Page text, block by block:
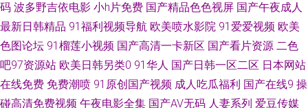
91网站入口官方免费 91女生视频 91电影天堂 亚洲无码另类专区 探花导航
啪啪 岛国福利动作网站 97资源站在线观看 91拍拍视频 91播放 亚洲黄色小
码 波多野吉依电影 小h片免费 国产精品色色视屏 国产午夜成人
最新日韩精品 91福利视频导航 欧美喷水影院 91爱爱视频 欧美
色图论坛 91榴莲小视频 国产高清一卡新区 国产看片资源 二色
吧97资源站 欧美日韩另类0 91华人 国产日韩一区二区 日本网站
在线免费 免费潮喷 91原创国产视频 成人吃瓜福利 国产在线9 操
碰高清免费视频 午夜电影全集 国产AV无码 人妻系列 爱豆传媒